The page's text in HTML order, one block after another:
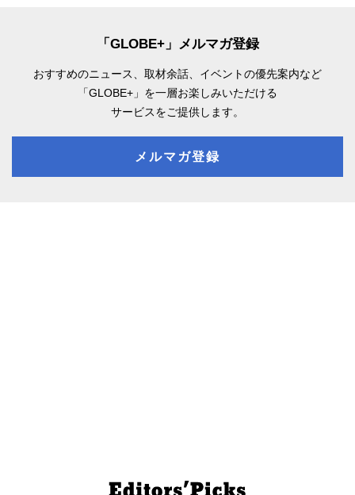
「GLOBE+」メルマガ登録
おすすめのニュース、取材余話、 イベントの優先案内など
「GLOBE+」を一層お楽しみいただける
サービスをご提供します。
メルマガ登録